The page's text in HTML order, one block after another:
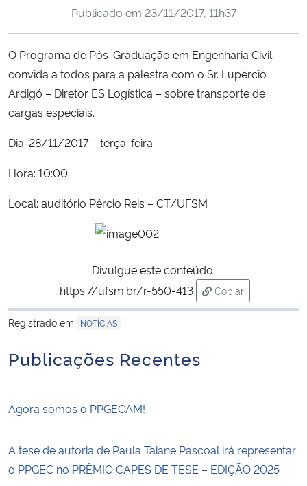
Ministério da Cidadania
Ministério de Minas e Energia
Ministério da Ciência, Tecnologia, Inovações e Comunicações
Ministério do Desenvolvimento Regional
Controladoria-Geral da União
Ministério da Mulher, da Família e dos Direitos Humanos
Gabinete de Segurança Institucional
Advocacia-Geral da União
Publicado em 23/11/2017, 11h37
O Programa de Pós-Graduação em Engenharia Civil
convida a todos para a palestra com o Sr. Lupércio
Ardigó – Diretor ES Logística – sobre transporte de
cargas especiais.
Dia: 28/11/2017 – terça-feira
Hora: 10:00
Local: auditório Pércio Reis – CT/UFSM
Divulgue este conteúdo:
https://ufsm.br/r-550-413
Copiar
para área de
Registrado em
NOTÍCIAS
Publicações Recentes
Agora somos o PPGECAM!
A tese de autoria de Paula Taiane Pascoal irá representar
o PPGEC no PRÊMIO CAPES DE TESE – EDIÇÃO 2025